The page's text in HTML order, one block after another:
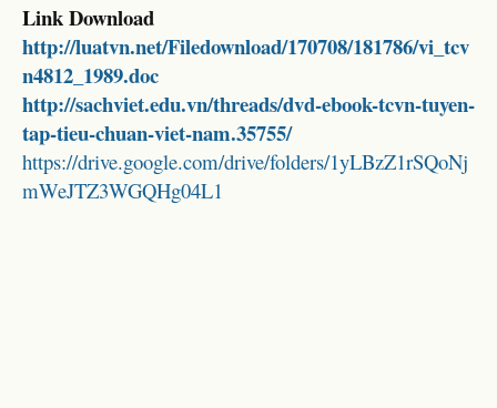
Link Download
http://luatvn.net/Filedownload/170708/181786/vi_tcv
n4812_1989.doc
http://sachviet.edu.vn/threads/dvd-ebook-tcvn-tuyen-
tap-tieu-chuan-viet-nam.35755/
https://drive.google.com/drive/folders/1yLBzZ1rSQoNj
mWeJTZ3WGQHg04L1